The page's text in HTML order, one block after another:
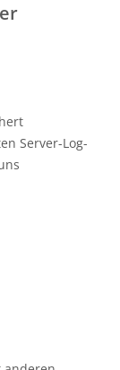
Server-Log-